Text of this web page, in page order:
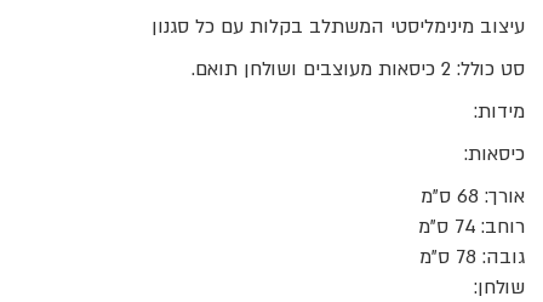
עיצוב מינימליסטי המשתלב בקלות עם כל סגנון
סט כולל: 2 כיסאות מעוצבים ושולחן תואם.
מידות:
כיסאות:
אורך: 68 ס"מ
רוחב: 74 ס"מ
גובה: 78 ס"מ
שולחן: